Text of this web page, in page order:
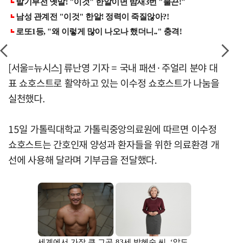
[서울=뉴시스] 류난영 기자 = 국내 패션·주얼리 분야 대
표 쇼호스트로 활약하고 있는 이수정 쇼호스트가 나눔을
실천했다.
15일 가톨릭대학교 가톨릭중앙의료원에 따르면 이수정
쇼호스트는 간호인재 양성과 환자들을 위한 의료환경 개
선에 사용해 달라며 기부금을 전달했다.